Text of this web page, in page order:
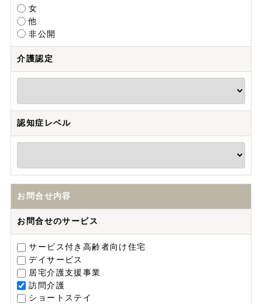
女
他
非公開
介護認定
認知症レベル
お問合せ内容
お問合せのサービス
サービス付き高齢者向け住宅
デイサービス
居宅介護支援事業
訪問介護
ショートステイ